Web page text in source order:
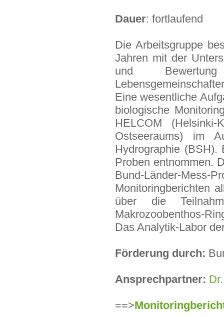
Dauer: fortlaufend
Die Arbeitsgruppe
Jahren mit der
und
Eine wesentliche
biologische
HELCOM (
Ostseeraums) im
Hydrographie (BSH).
Proben entnommen.
Bund-Länder-Mess-
Monitoringberichten
über die
Makrozoobenthos-
Das Analytik-Labor
Förderung durch:
Ansprechpartner:
==>